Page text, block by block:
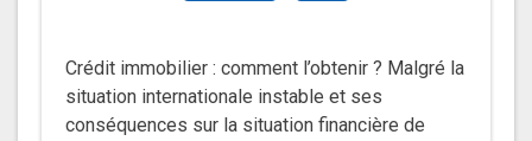
Crédit immobilier : comment l’obtenir ? Malgré la
situation internationale instable et ses
conséquences sur la situation financière de